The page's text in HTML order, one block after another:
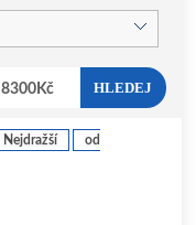
8300 Kč HLEDEJ
Nejdražší
od